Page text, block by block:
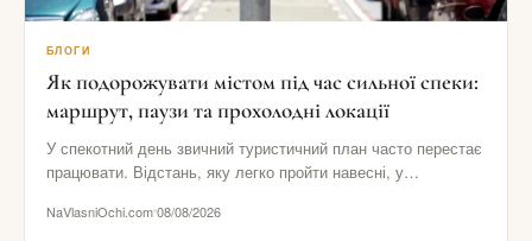
БЛОГИ
Як подорожувати містом під час сильної спеки:
маршрут, паузи та прохолодні локації
У спекотний день звичний туристичний план часто перестає
працювати. Відстань, яку легко пройти навесні, у
NaVlasniOchi.com08/08/2026